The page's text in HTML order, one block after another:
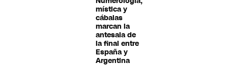
mística y
cábalas
marcan la
antesala de
la final entre
España y
Argentina